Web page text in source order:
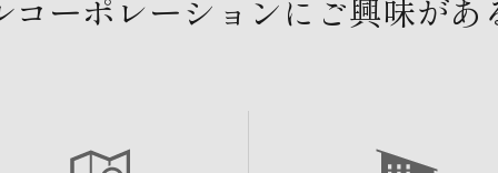
コーポレーションにご興味があ